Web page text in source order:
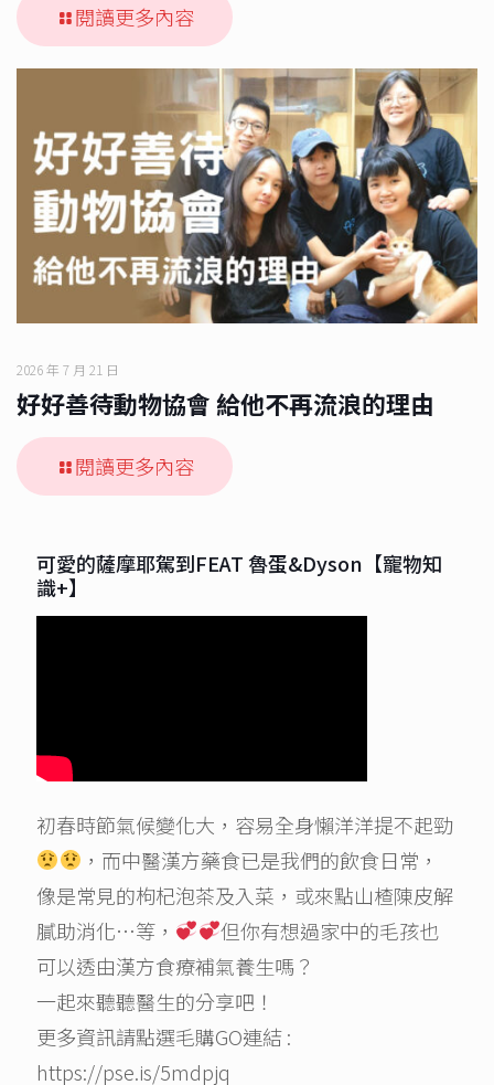
閱讀更多內容
2026 年 7 月 21 日
好好善待動物協會 給他不再流浪的理由
閱讀更多內容
可愛的薩摩耶駕到FEAT 魯蛋&Dyson【寵物知
識+】
初春時節氣候變化大，容易全身懶洋洋提不起勁
，而中醫漢方藥食已是我們的飲食日常，
像是常見的枸杞泡茶及入菜，或來點山楂陳皮解
膩助消化…等，
但你有想過家中的毛孩也
可以透由漢方食療補氣養生嗎？
一起來聽聽醫生的分享吧！
更多資訊請點選毛購GO連結 :
https://pse.is/5mdpjq